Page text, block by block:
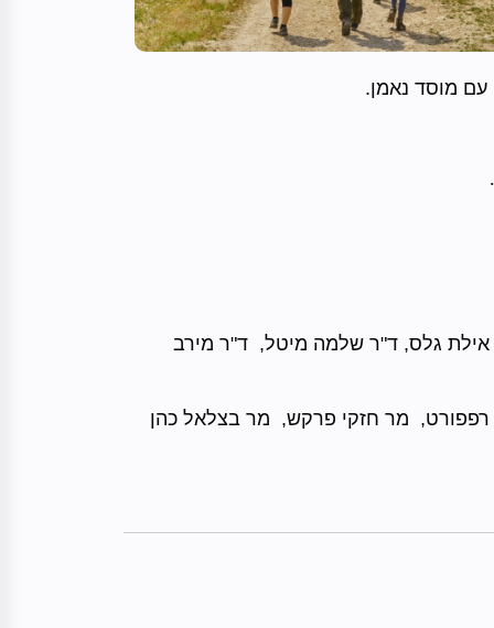
אילת גלס, ד"ר שלמה מיטל, ד"ר מירב
רפפורט, מר חזקי פרקש, מר בצלאל כהן